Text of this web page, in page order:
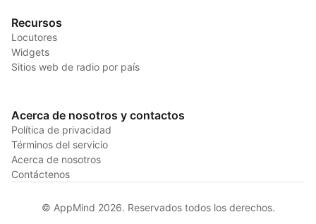
Recursos
Locutores
Widgets
Sitios web de radio por país
Acerca de nosotros y contactos
Política de privacidad
Términos del servicio
Acerca de nosotros
Contáctenos
© AppMind 2026. Reservados todos los derechos.